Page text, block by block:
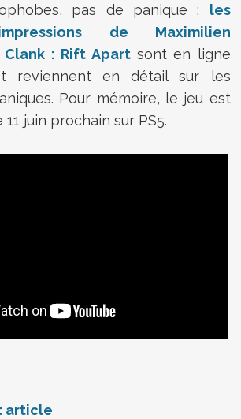
pas de panique : les
de Maximilien
: Rift Apartsont en ligne
reviennent en détail sur les
Pour mémoire, le jeu est
juin prochain sur PS5.
article